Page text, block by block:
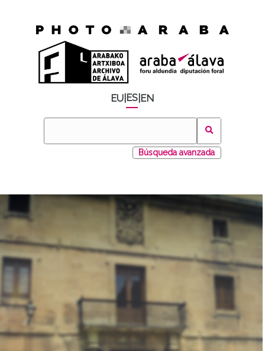
EU ES EN
Búsqueda avanzada